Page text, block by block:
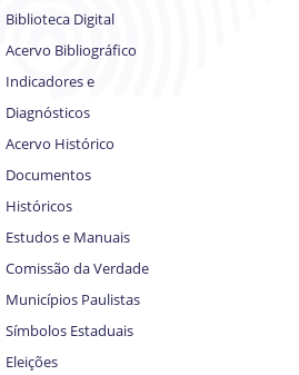
Biblioteca Digital
Acervo Bibliográfico
Indicadores e
Diagnósticos
Acervo Histórico
Documentos
Históricos
Estudos e Manuais
Comissão da Verdade
Municípios Paulistas
Símbolos Estaduais
Eleições